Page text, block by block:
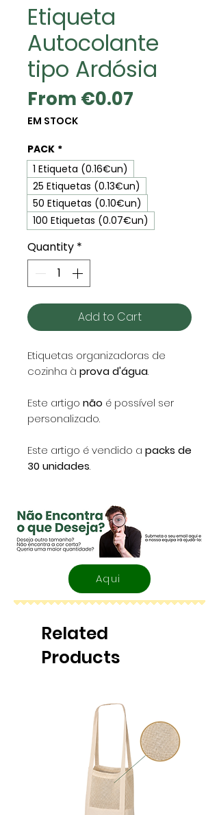
Etiqueta
Autocolante
tipo Ardósia
From €0.07
EM STOCK
PACK *
1 Etiqueta (0.16€un)
25 Etiquetas (0.13€un)
50 Etiquetas (0.10€un)
100 Etiquetas (0.07€un)
Quantity *
Add to Cart
Etiquetas organizadoras de
cozinha à prova d'água.
Este artigo não é possível ser
personalizado.
Este artigo é vendido a packs de
30 unidades.
Aqui
Related
Products